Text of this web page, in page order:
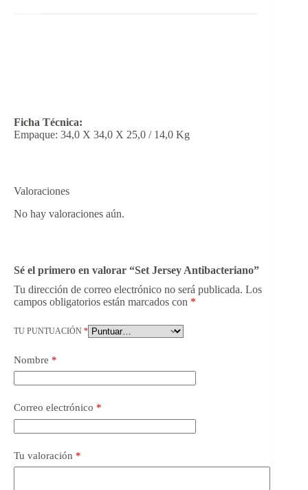
Ficha Técnica:
Empaque: 34,0 X 34,0 X 25,0 / 14,0 Kg
Valoraciones
No hay valoraciones aún.
Sé el primero en valorar “Set Jersey Antibacteriano”
Tu dirección de correo electrónico no será publicada. Los
campos obligatorios están marcados con *
TU PUNTUACIÓN *
Nombre *
Correo electrónico *
Tu valoración *